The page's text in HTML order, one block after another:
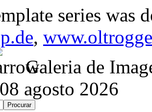
series was
,
Galeria de
agosto 2026